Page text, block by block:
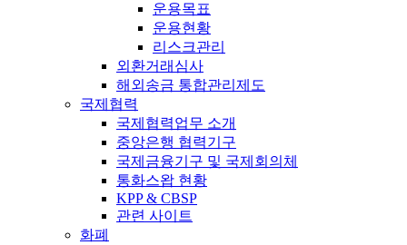
운용목표
운용현황
리스크관리
외환거래심사
해외송금 통합관리제도
국제협력
국제협력업무 소개
중앙은행 협력기구
국제금융기구 및 국제회의체
통화스왑 현황
KPP & CBSP
관련 사이트
화폐